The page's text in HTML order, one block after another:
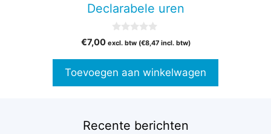
Declarabele uren
v
5
€7,00 excl. btw (€8,47incl. btw)
Toevoegen aan winkelwagen
Recente berichten